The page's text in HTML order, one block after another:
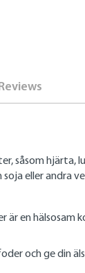
såsom hjärta,
eller andra
är en hälsosam
och ge din